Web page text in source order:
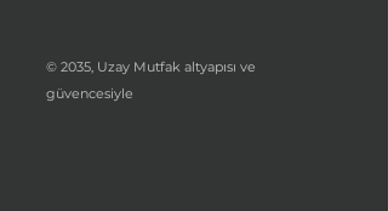
© 2035, Uzay Mutfak altyapısı ve
güvencesiyle